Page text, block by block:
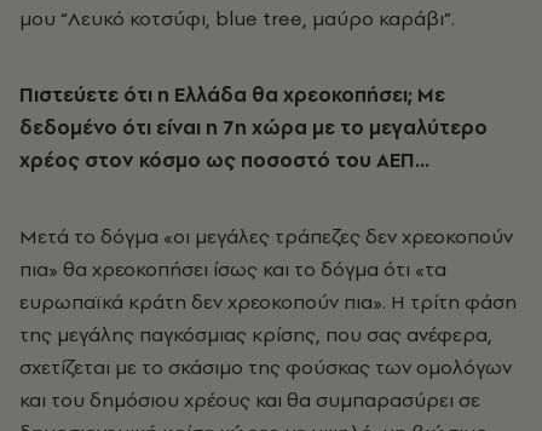
μου “Λευκό κοτσύφι, blue tree, μαύρο καράβι”.
Πιστεύετε ότι η Ελλάδα θα χρεοκοπήσει; Με
δεδομένο ότι είναι η 7η χώρα με το μεγαλύτερο
χρέος στον κόσμο ως ποσοστό του ΑΕΠ…
Μετά το δόγμα «οι μεγάλες τράπεζες δεν χρεοκοπούν
πια» θα χρεοκοπήσει ίσως και το δόγμα ότι «τα
ευρωπαϊκά κράτη δεν χρεοκοπούν πια». Η τρίτη φάση
της μεγάλης παγκόσμιας κρίσης, που σας ανέφερα,
σχετίζεται με το σκάσιμο της φούσκας των ομολόγων
και του δημόσιου χρέους και θα συμπαρασύρει σε